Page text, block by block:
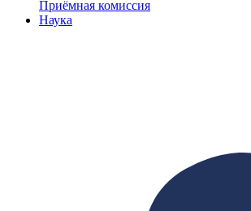
Приёмная комиссия
Наука